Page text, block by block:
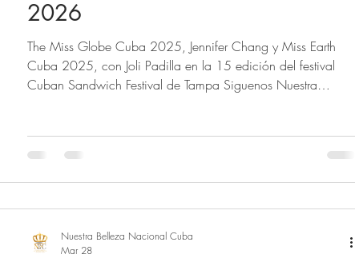
2026
The Miss Globe Cuba 2025, Jennifer Chang y Miss Earth
Cuba 2025, con Joli Padilla en la 15 edición del festival
Cuban Sandwich Festival de Tampa Siguenos Nuestra
Nuestra Belleza Nacional Cuba
Mar 28